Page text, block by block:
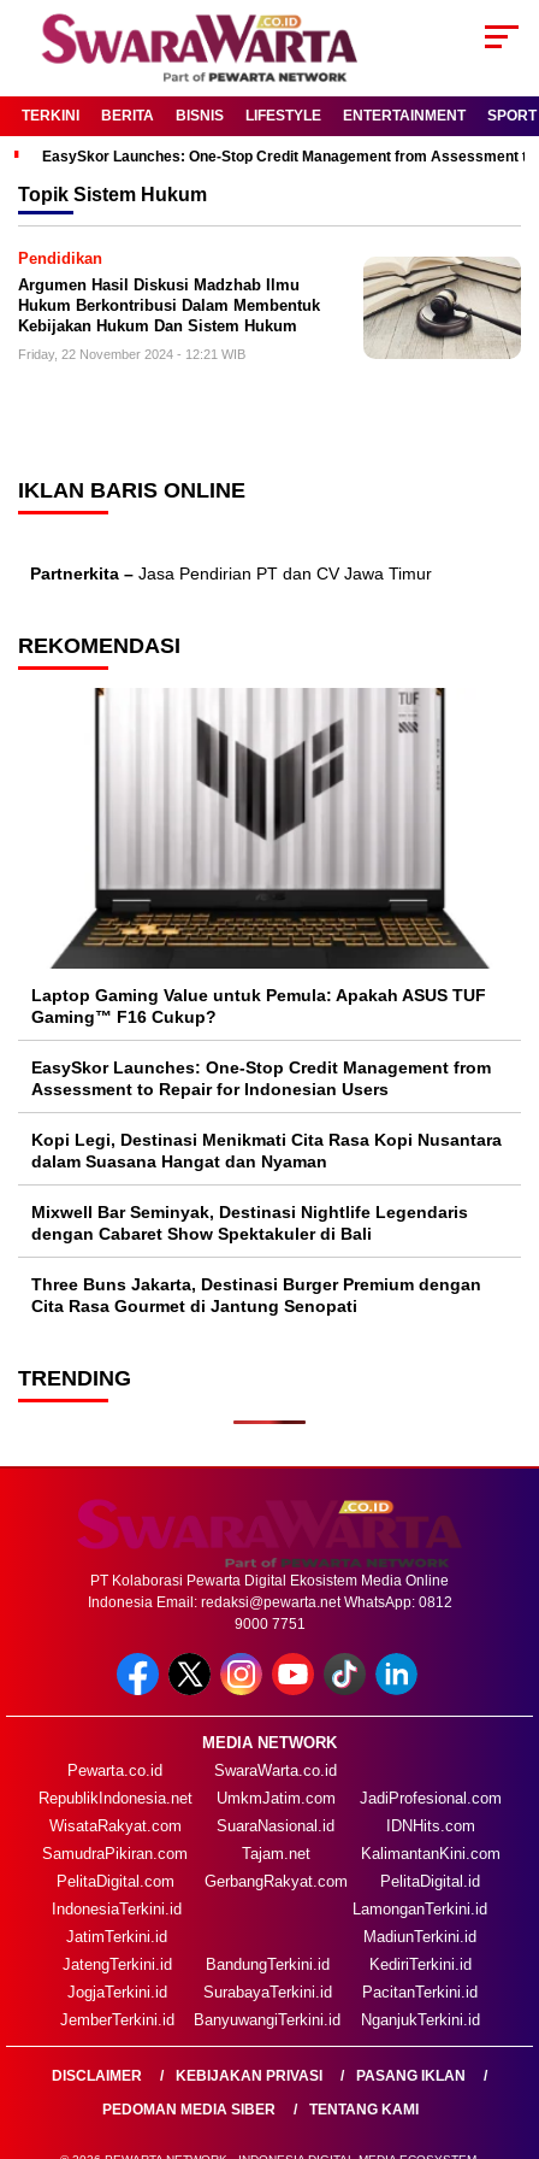
TERKINI BERITA BISNIS LIFESTYLE ENTERTAINMENT SPORT
EasySkor Launches: One-Stop Credit Management from Assessment
Topik Sistem Hukum
Pendidikan
Argumen Hasil Diskusi Madzhab Ilmu
Hukum Berkontribusi Dalam Membentuk
Kebijakan Hukum Dan Sistem Hukum
Friday, 22 November 2024 - 12:21 WIB
IKLAN BARIS ONLINE
Partnerkita – Jasa Pendirian PT dan CV Jawa Timur
REKOMENDASI
Laptop Gaming Value untuk Pemula: Apakah ASUS TUF
Gaming™ F16 Cukup?
EasySkor Launches: One-Stop Credit Management from
Assessment to Repair for Indonesian Users
Kopi Legi, Destinasi Menikmati Cita Rasa Kopi Nusantara
dalam Suasana Hangat dan Nyaman
Mixwell Bar Seminyak, Destinasi Nightlife Legendaris
dengan Cabaret Show Spektakuler di Bali
Three Buns Jakarta, Destinasi Burger Premium dengan
Cita Rasa Gourmet di Jantung Senopati
TRENDING
PT Kolaborasi Pewarta Digital Ekosistem Media Online
Indonesia Email: redaksi@pewarta.netWhatsApp: 0812
9000 7751
MEDIA NETWORK
Pewarta.co.id
RepublikIndonesia.net
WisataRakyat.com
SamudraPikiran.com
PelitaDigital.com
SwaraWarta.co.id
UmkmJatim.com
SuaraNasional.id
Tajam.net
GerbangRakyat.com
JadiProfesional.com
IDNHits.com
KalimantanKini.com
PelitaDigital.id
IndonesiaTerkini.id
JatimTerkini.id
JatengTerkini.id
JogjaTerkini.id
JemberTerkini.id
BandungTerkini.id
SurabayaTerkini.id
BanyuwangiTerkini.id
LamonganTerkini.id
MadiunTerkini.id
KediriTerkini.id
PacitanTerkini.id
NganjukTerkini.id
DISCLAIMER KEBIJAKAN PRIVASI
PASANG IKLAN
PEDOMAN MEDIA SIBER
TENTANG KAMI